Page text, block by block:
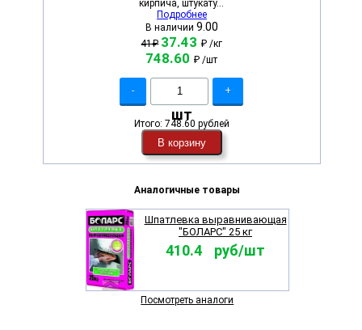
кирпича, штукату...
Подробнее
В наличии 9.00
41₽ 37.43 ₽/кг
748.60 ₽/шт
- +
шт
Итого: 748.60 рублей
В корзину
Аналогичные товары
Шпатлевка выравнивающая
"БОЛАРС" 25 кг
410.4 руб/шт
Посмотреть аналоги